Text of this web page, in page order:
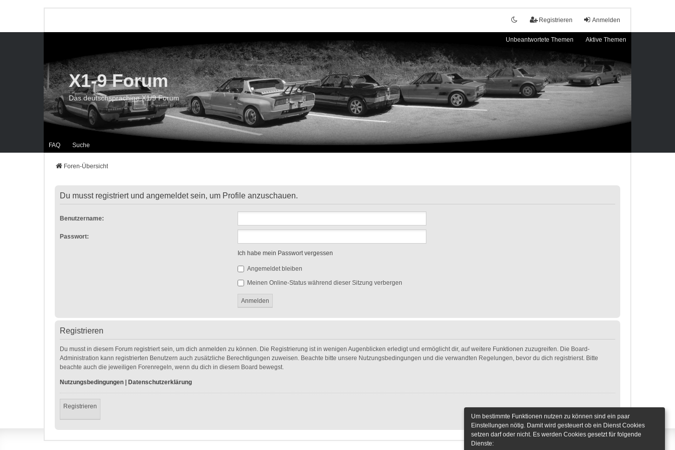
Anmelden
Registrieren
Unbeantwortete Themen Aktive Themen
FAQ Suche
X1-9 Forum
Das deutschsprachige X1/9 Forum
Foren-Übersicht
Du musst registriert und angemeldet sein, um Profile anzuschauen.
Benutzername:
Passwort:
Ich habe mein Passwort vergessen
Angemeldet bleiben
Meinen Online-Status während dieser Sitzung verbergen
Registrieren
Du musst in diesem Forum registriert sein, um dich anmelden zu können. Die Registrierung ist in wenigen Augenblicken erledigt und ermöglicht dir, auf weitere Funktionen zuzugreifen. Die Board-
Administration kann registrierten Benutzern auch zusätzliche Berechtigungen zuweisen. Beachte bitte unsere Nutzungsbedingungen und die verwandten Regelungen, bevor du dich registrierst. Bitte
beachte auch die jeweiligen Forenregeln, wenn du dich in diesem Board bewegst.
Nutzungsbedingungen Datenschutzerklärung
Registrieren
Um bestimmte Funktionen nutzen zu können sind ein paar
Einstellungen nötig. Damit wird gesteuert ob ein Dienst Cookies
setzen darf oder nicht. Es werden Cookies gesetzt für folgende
Dienste: